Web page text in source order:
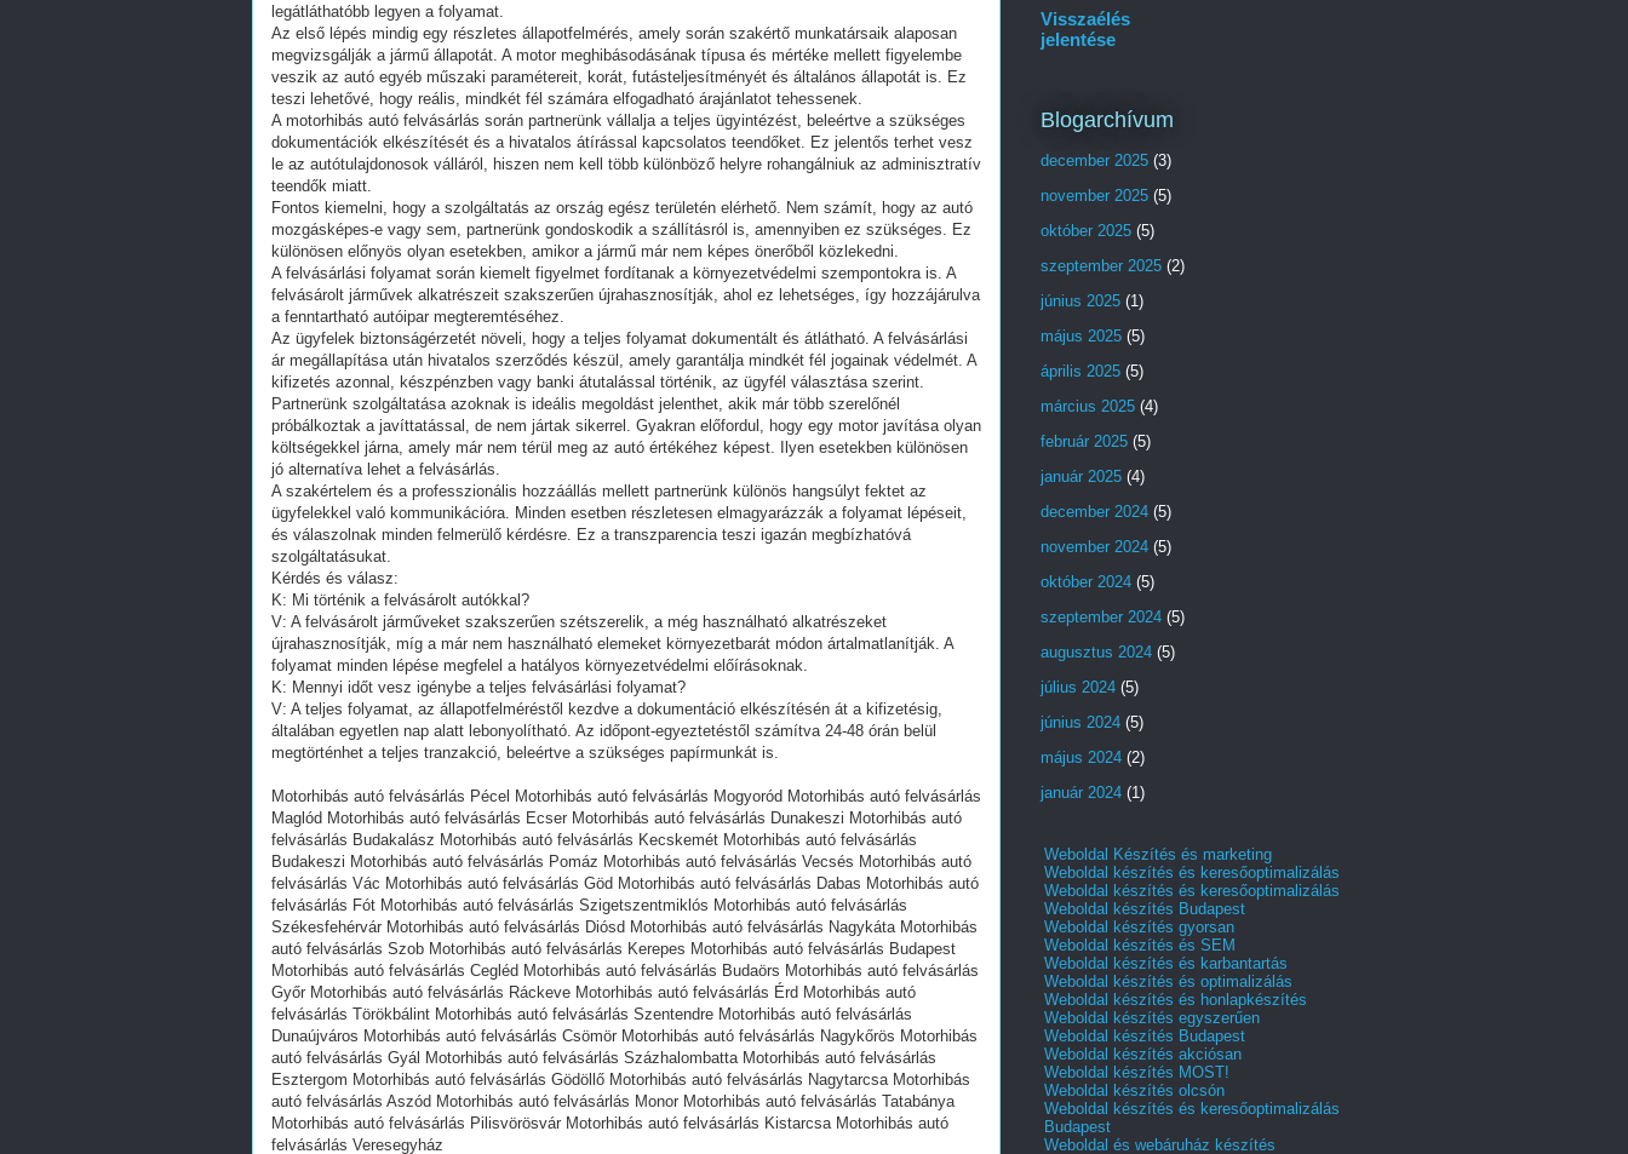
legátláthatóbb legyen a folyamat.
Az első lépés mindig egy részletes állapotfelmérés, amely során szakértő munkatársaik alaposan
megvizsgálják a jármű állapotát. A motor meghibásodásának típusa és mértéke mellett figyelembe
veszik az autó egyéb műszaki paramétereit, korát, futásteljesítményét és általános állapotát is. Ez
teszi lehetővé, hogy reális, mindkét fél számára elfogadható árajánlatot tehessenek.
A motorhibás autó felvásárlás során partnerünk vállalja a teljes ügyintézést, beleértve a szükséges
dokumentációk elkészítését és a hivatalos átírással kapcsolatos teendőket. Ez jelentős terhet vesz
le az autótulajdonosok válláról, hiszen nem kell több különböző helyre rohangálniuk az adminisztratív
teendők miatt.
Fontos kiemelni, hogy a szolgáltatás az ország egész területén elérhető. Nem számít, hogy az autó
mozgásképes-e vagy sem, partnerünk gondoskodik a szállításról is, amennyiben ez szükséges. Ez
különösen előnyös olyan esetekben, amikor a jármű már nem képes önerőből közlekedni.
A felvásárlási folyamat során kiemelt figyelmet fordítanak a környezetvédelmi szempontokra is. A
felvásárolt járművek alkatrészeit szakszerűen újrahasznosítják, ahol ez lehetséges, így hozzájárulva
a fenntartható autóipar megteremtéséhez.
Az ügyfelek biztonságérzetét növeli, hogy a teljes folyamat dokumentált és átlátható. A felvásárlási
ár megállapítása után hivatalos szerződés készül, amely garantálja mindkét fél jogainak védelmét. A
kifizetés azonnal, készpénzben vagy banki átutalással történik, az ügyfél választása szerint.
Partnerünk szolgáltatása azoknak is ideális megoldást jelenthet, akik már több szerelőnél
próbálkoztak a javíttatással, de nem jártak sikerrel. Gyakran előfordul, hogy egy motor javítása olyan
költségekkel járna, amely már nem térül meg az autó értékéhez képest. Ilyen esetekben különösen
jó alternatíva lehet a felvásárlás.
A szakértelem és a professzionális hozzáállás mellett partnerünk különös hangsúlyt fektet az
ügyfelekkel való kommunikációra. Minden esetben részletesen elmagyarázzák a folyamat lépéseit,
és válaszolnak minden felmerülő kérdésre. Ez a transzparencia teszi igazán megbízhatóvá
szolgáltatásukat.
Kérdés és válasz:
K: Mi történik a felvásárolt autókkal?
V: A felvásárolt járműveket szakszerűen szétszerelik, a még használható alkatrészeket
újrahasznosítják, míg a már nem használható elemeket környezetbarát módon ártalmatlanítják. A
folyamat minden lépése megfelel a hatályos környezetvédelmi előírásoknak.
K: Mennyi időt vesz igénybe a teljes felvásárlási folyamat?
V: A teljes folyamat, az állapotfelméréstől kezdve a dokumentáció elkészítésén át a kifizetésig,
általában egyetlen nap alatt lebonyolítható. Az időpont-egyeztetéstől számítva 24-48 órán belül
megtörténhet a teljes tranzakció, beleértve a szükséges papírmunkát is.
Motorhibás autó felvásárlás Pécel Motorhibás autó felvásárlás Mogyoród Motorhibás autó felvásárlás
Maglód Motorhibás autó felvásárlás Ecser Motorhibás autó felvásárlás Dunakeszi Motorhibás autó
felvásárlás Budakalász Motorhibás autó felvásárlás Kecskemét Motorhibás autó felvásárlás
Budakeszi Motorhibás autó felvásárlás Pomáz Motorhibás autó felvásárlás Vecsés Motorhibás autó
felvásárlás Vác Motorhibás autó felvásárlás Göd Motorhibás autó felvásárlás Dabas Motorhibás autó
felvásárlás Fót Motorhibás autó felvásárlás Szigetszentmiklós Motorhibás autó felvásárlás
Székesfehérvár Motorhibás autó felvásárlás Diósd Motorhibás autó felvásárlás Nagykáta Motorhibás
autó felvásárlás Szob Motorhibás autó felvásárlás Kerepes Motorhibás autó felvásárlás Budapest
Motorhibás autó felvásárlás Cegléd Motorhibás autó felvásárlás Budaörs Motorhibás autó felvásárlás
Győr Motorhibás autó felvásárlás Ráckeve Motorhibás autó felvásárlás Érd Motorhibás autó
felvásárlás Törökbálint Motorhibás autó felvásárlás Szentendre Motorhibás autó felvásárlás
Dunaújváros Motorhibás autó felvásárlás Csömör Motorhibás autó felvásárlás Nagykőrös Motorhibás
autó felvásárlás Gyál Motorhibás autó felvásárlás Százhalombatta Motorhibás autó felvásárlás
Esztergom Motorhibás autó felvásárlás Gödöllő Motorhibás autó felvásárlás Nagytarcsa Motorhibás
autó felvásárlás Aszód Motorhibás autó felvásárlás Monor Motorhibás autó felvásárlás Tatabánya
Motorhibás autó felvásárlás Pilisvörösvár Motorhibás autó felvásárlás Kistarcsa Motorhibás autó
felvásárlás Veresegyház
Visszaélés
jelentése
Blogarchívum
december 2025 (3)
november 2025 (5)
október 2025 (5)
szeptember 2025 (2)
június 2025 (1)
május 2025 (5)
április 2025 (5)
március 2025 (4)
február 2025 (5)
január 2025 (4)
december 2024 (5)
november 2024 (5)
október 2024 (5)
szeptember 2024 (5)
augusztus 2024 (5)
július 2024 (5)
június 2024 (5)
május 2024 (2)
január 2024 (1)
Weboldal Készítés és marketing
Weboldal készítés és keresőoptimalizálás
Weboldal készítés és keresőoptimalizálás
Weboldal készítés Budapest
Weboldal készítés gyorsan
Weboldal készítés és SEM
Weboldal készítés és karbantartás
Weboldal készítés és optimalizálás
Weboldal készítés és honlapkészítés
Weboldal készítés egyszerűen
Weboldal készítés Budapest
Weboldal készítés akciósan
Weboldal készítés MOST!
Weboldal készítés olcsón
Weboldal készítés és keresőoptimalizálás
Budapest
Weboldal és webáruház készítés